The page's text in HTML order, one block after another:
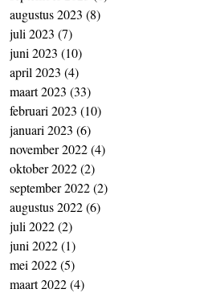
augustus 2023 (8)
juli 2023 (7)
juni 2023 (10)
april 2023 (4)
maart 2023 (33)
februari 2023 (10)
januari 2023 (6)
november 2022(4)
oktober 2022(2)
september 2022(2)
augustus 2022(6)
juli 2022(2)
juni 2022(1)
mei 2022(5)
maart 2022(4)